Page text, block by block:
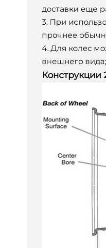
доставки еще
3. При
прочнее
4. Для колес
внешнего вида;
Конструкции